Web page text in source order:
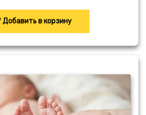
Добавить в корзину